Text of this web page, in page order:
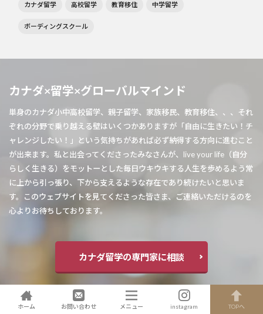
カナダ留学 高校留学 教育移住 中学留学
ボーディングスクール
カナダ×留学×グローバルマインド
単身のカナダ小中高校留学、親子留学、家族移民、教育移住、、、それ
ぞれの分野で乗り越える壁はいくつかありますが「自由に生きたい！チ
ャレンジしたい！」という気持ちがあれば必ず納得する方向に進むこと
が出来ます。私と出会ってくださったみなさんが、live your life（自分
らしく生きる）をモットーとした毎日ウキウキする人生を歩めるよう常
に上から引っ張り、下から支えるような存在であり続けたいと思いま
す。このウェブサイトを見てくださった皆さま、ご連絡いただけるのを
心よりお待ちしております。
カナダ留学の専門家に相談
ホーム お問い合わせ メニュー instagram TOPへ